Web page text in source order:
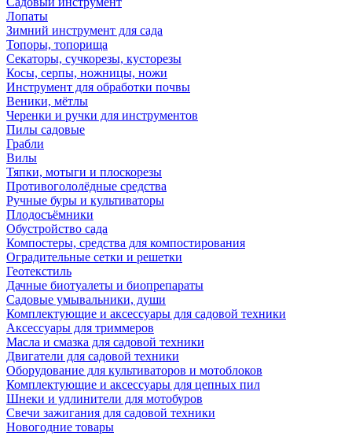
Лопаты
Зимний инструмент для сада
Топоры, топорища
Секаторы, сучкорезы, кусторезы
Косы, серпы, ножницы, ножи
Инструмент для обработки почвы
Веники, мётлы
Черенки и ручки для инструментов
Пилы садовые
Грабли
Вилы
Тяпки, мотыги и плоскорезы
Противогололёдные средства
Ручные буры и культиваторы
Плодосъёмники
Обустройство сада
Компостеры, средства для компостирования
Оградительные сетки и решетки
Геотекстиль
Дачные биотуалеты и биопрепараты
Садовые умывальники, души
Комплектующие и аксессуары для садовой техники
Аксессуары для триммеров
Масла и смазка для садовой техники
Двигатели для садовой техники
Оборудование для культиваторов и мотоблоков
Комплектующие и аксессуары для цепных пил
Шнеки и удлинители для мотобуров
Свечи зажигания для садовой техники
Новогодние товары